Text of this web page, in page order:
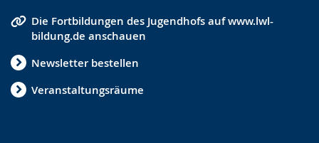
Die Fortbildungen des Jugendhofs auf www.lwl-
bildung.de anschauen
Newsletter bestellen
Veranstaltungsräume